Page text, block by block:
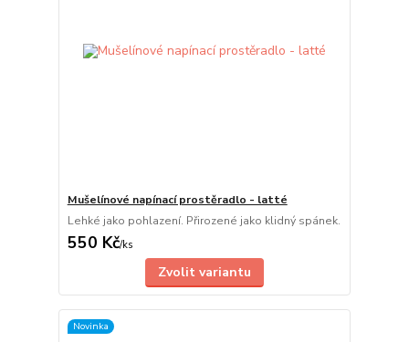
Mušelínové napínací prostěradlo - latté
Lehké jako pohlazení. Přirozené jako klidný spánek.
550 Kč/ks
Zvolit variantu
Novinka